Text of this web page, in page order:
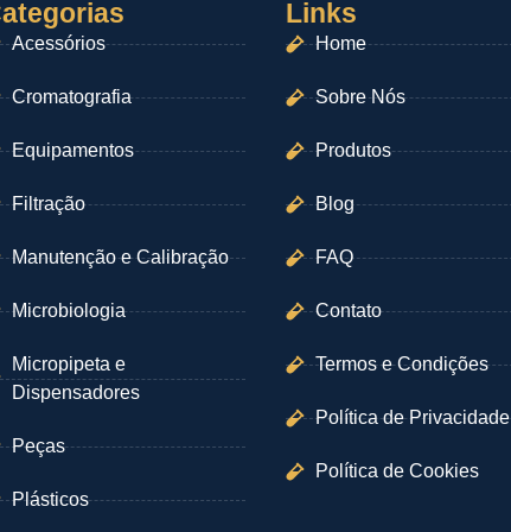
Acessórios
Cromatografia
Equipamentos
Filtração
Manutenção e Calibração
Microbiologia
Micropipeta e
Dispensadores
Peças
Plásticos
Links
Home
Sobre Nós
Produtos
Blog
FAQ
Contato
Termos e Condições
Política de Privacidade
Política de Cookies